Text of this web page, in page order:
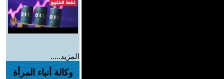
المزيد.....
وكالة أنباء المرأة